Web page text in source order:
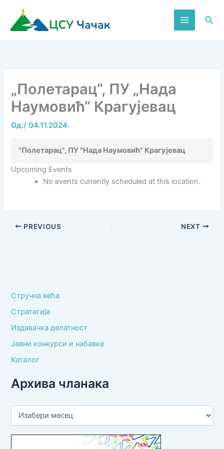
садржај
„Полетарац“, ПУ „Нада
Наумовић“ Крагујевац
Од:/04.11.2024.
"Полетарац", ПУ "Нада Наумовић" Крагујевац
Upcoming Events
No events currently scheduled at this location.
PREVIOUS NEXT
Стручна већа
Стратегија
Издавачка делатност
Јавни конкурси и набавке
Каталог
Архива чланака
А